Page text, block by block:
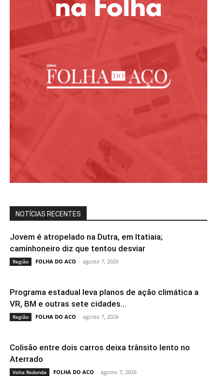
NOTÍCIAS RECENTES
Jovem é atropelado na Dutra, em Itatiaia;
caminhoneiro diz que tentou desviar
Região FOLHA DO ACO - agosto 7, 2026
Programa estadual leva planos de ação climática a
VR, BM e outras sete cidades...
Região FOLHA DO ACO - agosto 7, 2026
Colisão entre dois carros deixa trânsito lento no
Aterrado
Volta Redonda FOLHA DO ACO - agosto 7, 2026